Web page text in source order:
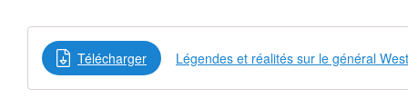
Télécharger Légendes et réalités sur le général